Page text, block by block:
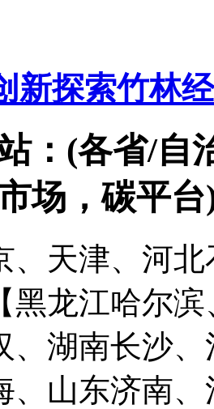
新探索竹林
：(各省/自
场，碳平台
、天津、河
黑龙江哈尔
、湖南长沙
、山东济南